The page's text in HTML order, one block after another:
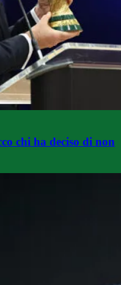
chi ha deciso di non